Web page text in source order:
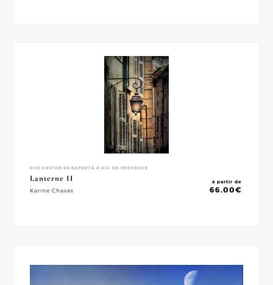
RUE GASTON DE SAPORTA À AIX-EN-PROVENCE
Lanterne II
Karine Chavas
à partir de
66.00€